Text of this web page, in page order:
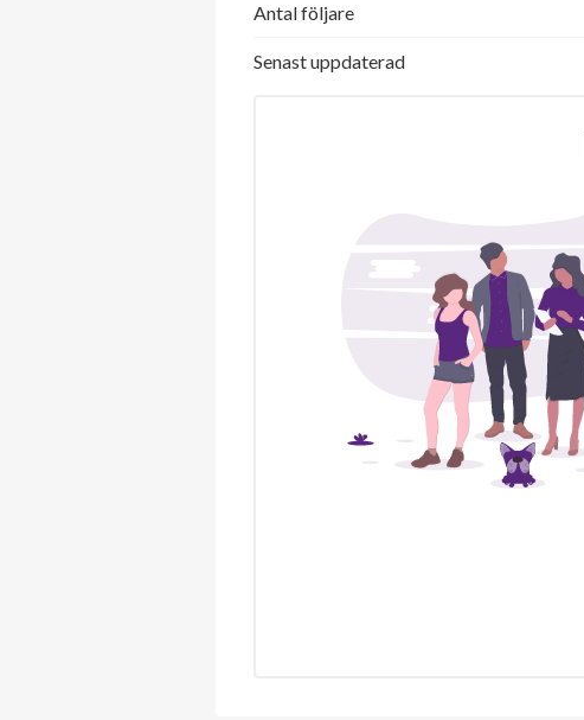
Antal följare
Senast uppdaterad